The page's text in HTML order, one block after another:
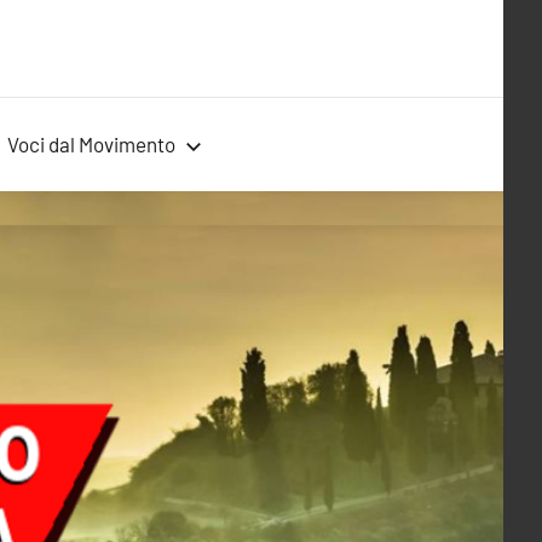
Voci dal Movimento